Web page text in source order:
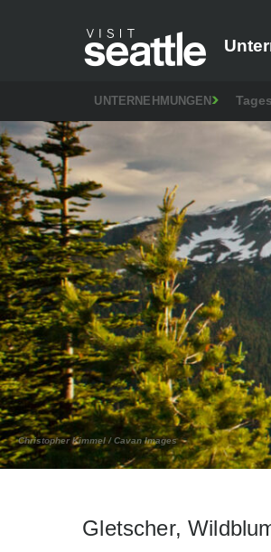
UNTERNEHMUNGEN
Christopher Kimmel / Cavan Images
Gletscher,